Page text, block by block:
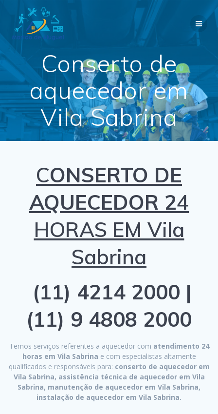
Conserto de
aquecedor em
Vila Sabrina
CONSERTO DE
AQUECEDOR 24
HORAS EM Vila
Sabrina
(11) 4214 2000 |
(11) 9 4808 2000
Temos serviços referentes a aquecedor com atendimento 24
horas em Vila Sabrina e com especialistas altamente
qualificados e responsáveis para: conserto de aquecedor em
Vila Sabrina, assistência técnica de aquecedor em Vila
Sabrina, manutenção de aquecedor em Vila Sabrina,
instalação de aquecedor em Vila Sabrina.